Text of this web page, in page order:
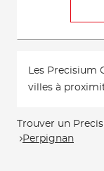
Les Precisium
villes à
Trouver un
Perpignan